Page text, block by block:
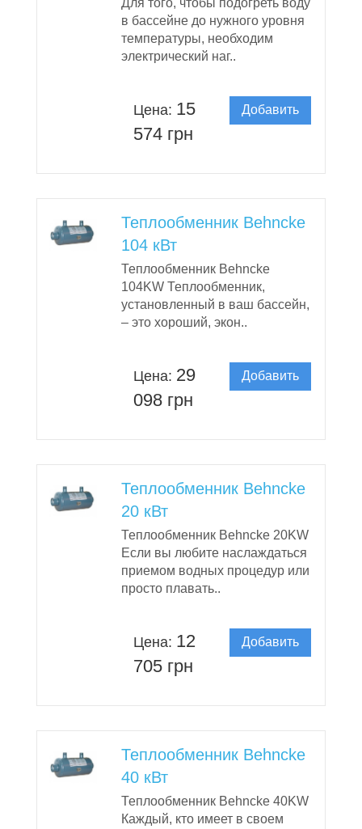
Для того, чтобы подогреть воду
в бассейне до нужного уровня
температуры, необходим
электрический наг..
Цена: 15
574 грн
Добавить
в корзину
Теплообменник Behncke
104 кВт
Теплообменник Behncke
104KW Теплообменник,
установленный в ваш бассейн,
– это хороший, экон..
Цена: 29
098 грн
Добавить
в корзину
Теплообменник Behncke
20 кВт
Теплообменник Behncke 20KW
Если вы любите наслаждаться
приемом водных процедур или
просто плавать..
Цена: 12
705 грн
Добавить
в корзину
Теплообменник Behncke
40 кВт
Теплообменник Behncke 40KW
Каждый, кто имеет в своем